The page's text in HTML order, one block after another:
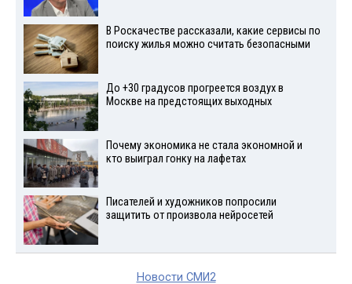
В Роскачестве рассказали, какие сервисы по
поиску жилья можно считать безопасными
До +30 градусов прогреется воздух в
Москве на предстоящих выходных
Почему экономика не стала экономной и
кто выиграл гонку на лафетах
Писателей и художников попросили
защитить от произвола нейросетей
Новости СМИ2